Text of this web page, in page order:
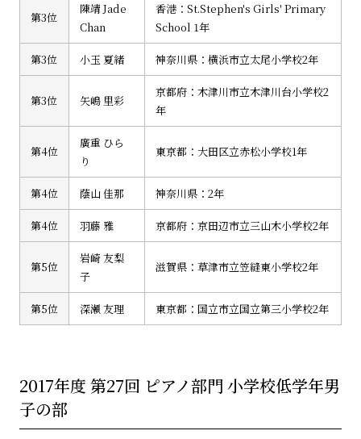
第3位
陳靖 Jade
Chan
香港：St.Stephen's Girls' Primary
School 1年
第3位 小玉 夏緒 神奈川県：横浜市立太尾小学校2年
第3位 矢嶋 里彩
京都府：木津川市立木津川台小学校2
年
第4位
廣重 ひら
り
東京都：大田区立赤松小学校1年
第4位 蔭山 佳那 神奈川県：2年
第4位 羽藤 雅 京都府：京田辺市立三山木小学校2年
第5位
岩崎 友梨
子
滋賀県：草津市立笠縫東小学校2年
第5位 深瀬 友理 東京都：国立市立国立第三小学校2年
2017年度 第27回 ピアノ部門 小学校低学年男
子の部